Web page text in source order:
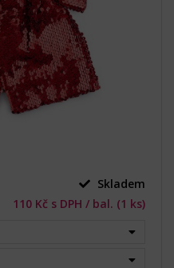
Skladem
110 Kč s DPH / bal. (1 ks)